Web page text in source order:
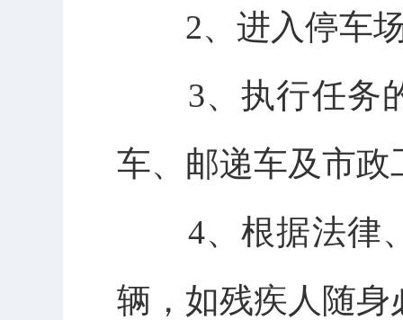
2、 进入停车
3、执行任务
车、邮递车及市
4、根据法律
辆，如残疾人随